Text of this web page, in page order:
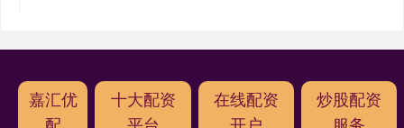
嘉汇优
十大配资
在线配资
炒股配资